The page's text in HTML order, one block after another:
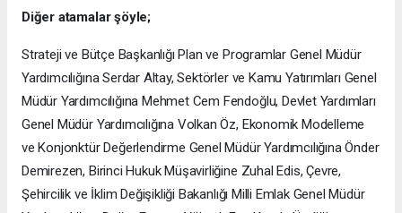
Diğer atamalar şöyle;
Strateji ve Bütçe Başkanlığı Plan ve Programlar Genel Müdür
Yardımcılığına Serdar Altay, Sektörler ve Kamu Yatırımları Genel
Müdür Yardımcılığına Mehmet Cem Fendoğlu, Devlet Yardımları
Genel Müdür Yardımcılığına Volkan Öz, Ekonomik Modelleme
ve Konjonktür Değerlendirme Genel Müdür Yardımcılığına Önder
Demirezen, Birinci Hukuk Müşavirliğine Zuhal Edis, Çevre,
Şehircilik ve İklim Değişikliği Bakanlığı Milli Emlak Genel Müdür